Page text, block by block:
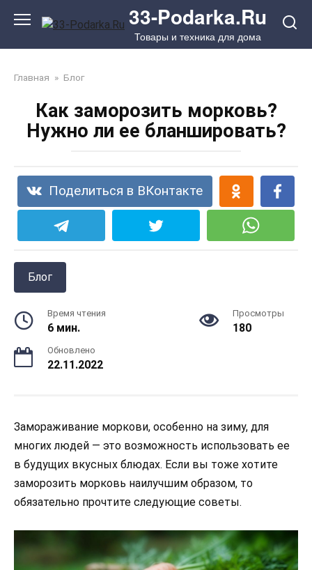
33-Podarka.Ru
Товары и техника для дома
Главная » Блог
Как заморозить морковь?
Нужно ли ее бланшировать?
Поделиться в ВКонтакте
Блог
Время чтения
6 мин.
Просмотры
180
Обновлено
22.11.2022
Замораживание моркови, особенно на зиму, для
многих людей — это возможность использовать ее
в будущих вкусных блюдах. Если вы тоже хотите
заморозить морковь наилучшим образом, то
обязательно прочтите следующие советы.